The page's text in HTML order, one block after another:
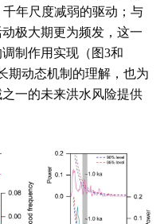
年尺度减弱的驱动；与
极大期更为频发，这一
制作用实现（图3和
期动态机制的理解，也为
一的未来洪水风险提供